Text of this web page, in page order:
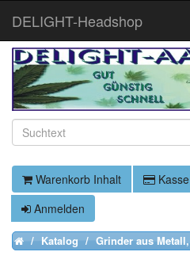
Warenkorb Inhalt Kasse
Anmelden
HomeKatalog Grinder aus
DELIGHT-Headshop